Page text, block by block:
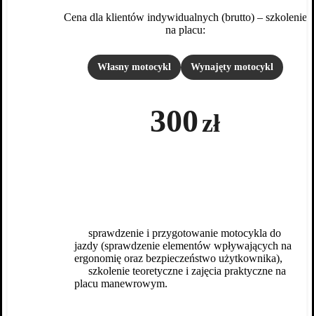
Cena dla klientów indywidualnych (brutto) – szkolenie
na placu:
Własny motocykl Wynajęty motocykl
300zł
sprawdzenie i przygotowanie motocykla do
jazdy (sprawdzenie elementów wpływających na
ergonomię oraz bezpieczeństwo użytkownika),
szkolenie teoretyczne i zajęcia praktyczne na
placu manewrowym.